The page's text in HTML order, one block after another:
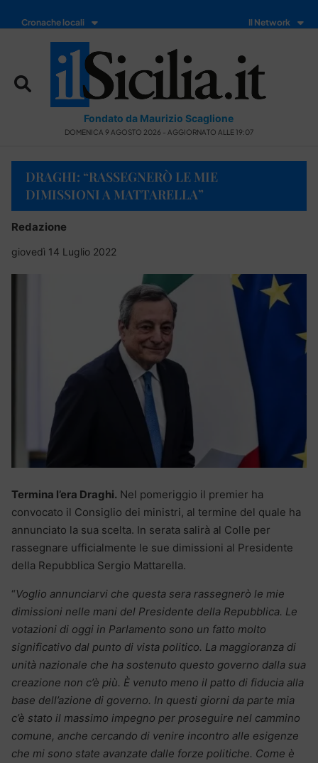
Cronache locali Il Network
Fondato da Maurizio Scaglione
DOMENICA 9 AGOSTO 2026 - AGGIORNATO ALLE 19:07
DRAGHI: “RASSEGNERÒ LE MIE
DIMISSIONI A MATTARELLA”
Redazione
giovedì 14 Luglio 2022
Termina l’era Draghi. Nel pomeriggio il premier ha
convocato il Consiglio dei ministri, al termine del quale ha
annunciato la sua scelta. In serata salirà al Colle per
rassegnare ufficialmente le sue dimissioni al Presidente
della Repubblica Sergio Mattarella.
“Voglio annunciarvi che questa sera rassegnerò le mie
dimissioni nelle mani del Presidente della Repubblica. Le
votazioni di oggi in Parlamento sono un fatto molto
significativo dal punto di vista politico. La maggioranza di
unità nazionale che ha sostenuto questo governo dalla sua
creazione non c’è più. È venuto meno il patto di fiducia alla
base dell’azione di governo. In questi giorni da parte mia
c’è stato il massimo impegno per proseguire nel cammino
comune, anche cercando di venire incontro alle esigenze
che mi sono state avanzate dalle forze politiche. Come è